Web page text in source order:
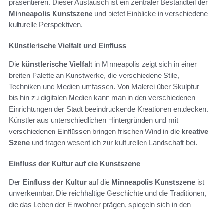
präsentieren. Dieser Austausch ist ein zentraler Bestandteil der
Minneapolis Kunstszene und bietet Einblicke in verschiedene
kulturelle Perspektiven.
Künstlerische Vielfalt und Einfluss
Die künstlerische Vielfalt in Minneapolis zeigt sich in einer
breiten Palette an Kunstwerke, die verschiedene Stile,
Techniken und Medien umfassen. Von Malerei über Skulptur
bis hin zu digitalen Medien kann man in den verschiedenen
Einrichtungen der Stadt beeindruckende Kreationen entdecken.
Künstler aus unterschiedlichen Hintergründen und mit
verschiedenen Einflüssen bringen frischen Wind in die kreative
Szene und tragen wesentlich zur kulturellen Landschaft bei.
Einfluss der Kultur auf die Kunstszene
Der Einfluss der Kultur auf die Minneapolis Kunstszene ist
unverkennbar. Die reichhaltige Geschichte und die Traditionen,
die das Leben der Einwohner prägen, spiegeln sich in den